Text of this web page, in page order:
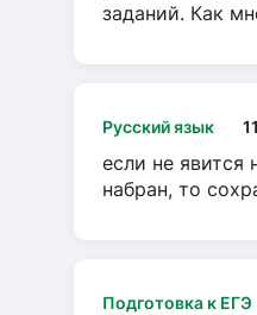
заданий. Как
Русский язык
если не явится
набран, то
Подготовка к ЕГЭ